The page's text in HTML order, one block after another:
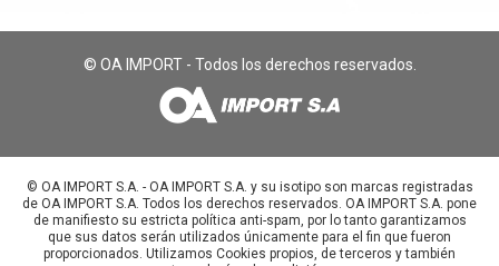
© OA IMPORT - Todos los derechos reservados.
©️ OA IMPORT S.A. - OA IMPORT S.A. y su isotipo son marcas registradas
de OA IMPORT S.A. Todos los derechos reservados. OA IMPORT S.A. pone
de manifiesto su estricta política anti-spam, por lo tanto garantizamos
que sus datos serán utilizados únicamente para el fin que fueron
proporcionados. Utilizamos Cookies propios, de terceros y también